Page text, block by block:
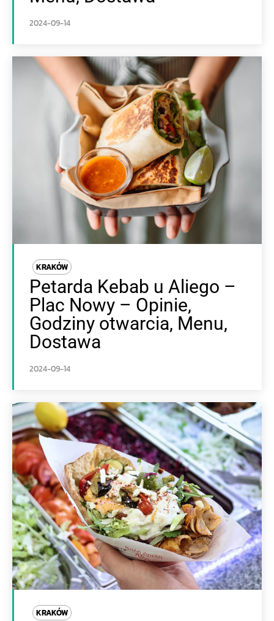
2024-09-14
KRAKÓW
Petarda Kebab u Aliego –
Plac Nowy – Opinie,
Godziny otwarcia, Menu,
Dostawa
2024-09-14
KRAKÓW